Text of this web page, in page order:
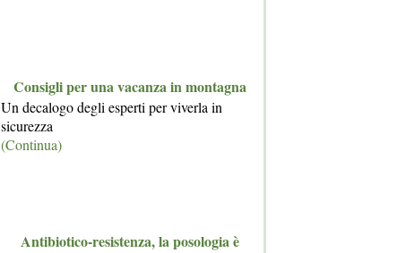
Consigli per una vacanza in montagna
Un decalogo degli esperti per viverla in
sicurezza
(Continua)
Antibiotico-resistenza, la posologia è